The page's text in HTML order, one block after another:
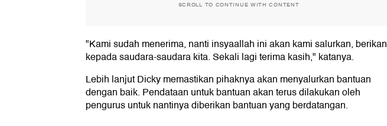
SCROLL TO CONTINUE WITH CONTENT
"Kami sudah menerima, nanti insyaallah ini akan kami salurkan, berikan
kepada saudara-saudara kita. Sekali lagi terima kasih," katanya.
Lebih lanjut Dicky memastikan pihaknya akan menyalurkan bantuan
dengan baik. Pendataan untuk bantuan akan terus dilakukan oleh
pengurus untuk nantinya diberikan bantuan yang berdatangan.